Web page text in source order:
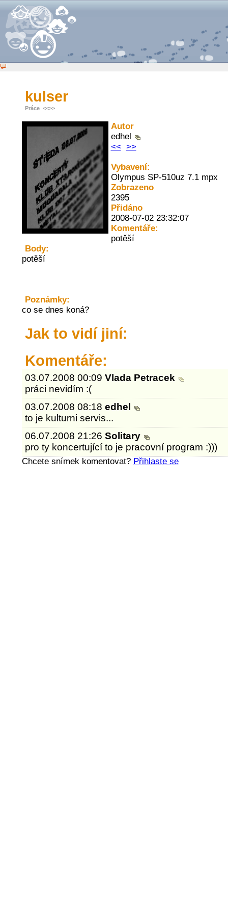
kulser
Práce <<>>
Autor
edhel
<< >>
Vybavení:
Olympus SP-510uz 7.1 mpx
Zobrazeno
2395
Přidáno
2008-07-02 23:32:07
Komentáře:
potěší
Body:
potěší
Poznámky:
co se dnes koná?
Jak to vidí jiní:
Komentáře:
03.07.2008 00:09Vlada Petracek
práci nevidím :(
03.07.2008 08:18edhel
to je kulturni servis...
06.07.2008 21:26Solitary
pro ty koncertující to je pracovní program :)))
Chcete snímek komentovat? Přihlaste se